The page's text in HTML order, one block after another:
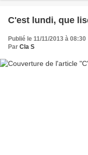
C'est lundi, que
Publié le 11/11/2013 à 08:30
Par Cla S